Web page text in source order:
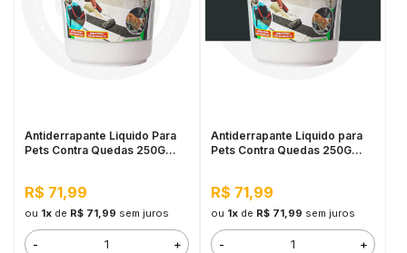
Antiderrapante Liquido Para
Pets Contra Quedas 250G
R$ 71,99
ou 1xde R$ 71,99 sem juros
- +
Antiderrapante Liquido para
Pets Contra Quedas 250G
R$ 71,99
ou 1xde R$ 71,99 sem juros
- +